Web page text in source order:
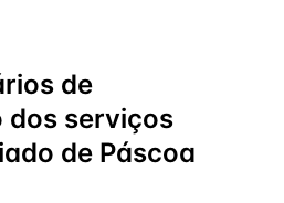
de
serviços
de Páscoa